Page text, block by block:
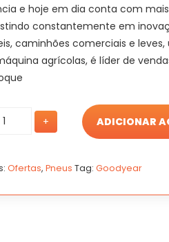
e hoje em dia conta com
constantemente em
caminhões comerciais e
agrícolas, é líder de
+ ADICIONAR
Ofertas, Pneus Tag: Goodyear